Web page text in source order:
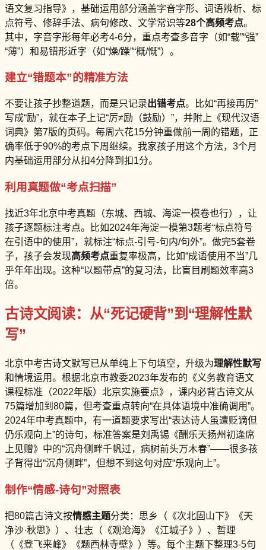
语文复习指导》，基础运用部分涵盖字音字形、词语辨析、标
点符号、修辞手法、病句修改、文学常识等28个高频考点。
其中，字音字形每年必考4-6分，重点考查多音字（如“载”“强”
“薄”）和易错形近字（如“燥/躁”“概/慨”）。
建立“错题本”的精准方法
不要让孩子抄整道题，而是只记录出错考点。比如“再接再厉”
写成“励”，就在本子上记“厉≠励（鼓励）”，并附上《现代汉语
词典》第7版的页码。每周六花15分钟重做前一周的错题，正
确率低于90%的考点下周继续。我家孩子用这个方法，3个月
内基础运用部分从扣4分降到扣1分。
利用真题做“考点扫描”
找近3年北京中考真题（东城、西城、海淀一模卷也行），让
孩子逐题标注考点。比如2024年海淀一模第3题考“标点符号
在引语中的使用”，就标注“标点-引号-句内/句外”。做完5套卷
子，孩子会发现高频考点重复率极高，比如“成语使用不当”几
乎年年出现。这种“以题带点”的复习法，比盲目刷题效率高3
倍。
古诗文阅读：从“死记硬背”到“理解性默
写”
北京中考古诗文默写已从单纯上下句填空，升级为理解性默写
和情境运用。根据北京市教委2023年发布的《义务教育语文
课程标准（2022年版）北京实施要点》，课内必背古诗文从
75篇增加到80篇，但考查重点转向“在具体语境中准确调用”。
2024年中考真题中，有一道题要求写出“表达诗人虽遭贬谪但
仍乐观向上”的诗句，标准答案是刘禹锡《酬乐天扬州初逢席
上见赠》中的“沉舟侧畔千帆过，病树前头万木春”——很多孩
子背得出“沉舟侧畔”，但想不到这句对应“乐观向上”。
制作“情感-诗句”对照表
把80篇古诗文按情感主题分类：思乡（《次北固山下》《天
净沙·秋思》）、壮志（《观沧海》《江城子》）、哲理
（《登飞来峰》《题西林寺壁》）等。每个主题下整理3-5句